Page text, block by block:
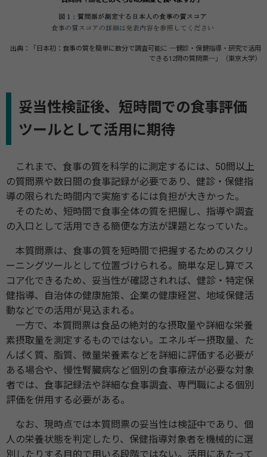
出典：「日本初：食事の質を簡単に数分で調査可能に ─健診・保健指導・研究で活用
できる12問の質問票─」（東京大学）
妥当性検証後、短時間での食事評価
ツールとして活用に期待
これまで、食事の質を科学的に測定するには、50問以上
の質問票や数日間の食事記録が必要であり、健診・保健指
導の限られた時間内で実施するには負担が大きかった。
そのため、短時間で食事全体の質を把握し、指導や調査
の入口として活用できる簡便な方法が課題となっていた。
本質問票は、食事の質を短時間で把握するためのスクリ
ーニングツールとして位置づけられる。簡単な足し算でス
コア化できるため、妥当性が確認されれば、健診・特定保
健指導、自治体の健康施策、企業の健康経営、地域保健活
動などでの活用が見込まれる。
一方で、本質問票は食品の絶対的な摂取量や詳細な栄養
素摂取量を測定するものではない。エネルギー摂取量、た
んぱく質、脂質、微量栄養素などを詳細に評価する必要が
ある場合や、慢性腎臓病など個別の食事療法が必要な対象
者では、食事記録法や詳細な食事調査、専門職による個別
評価を併用する必要がある。
なお、現時点では本質問票の妥当性は検証中であり、個
人の栄養状態を判定したり、保健指導対象者を機械的に選
別したりする目的で用いる段階ではない。活用にあたって